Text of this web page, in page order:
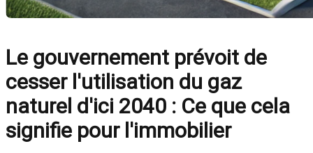
Le gouvernement prévoit de
cesser l'utilisation du gaz
naturel d'ici 2040 : Ce que cela
signifie pour l'immobilier